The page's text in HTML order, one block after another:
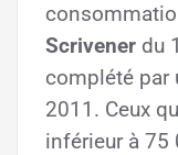
Scrivener du
complété par
2011. Ceux
inférieur à 75